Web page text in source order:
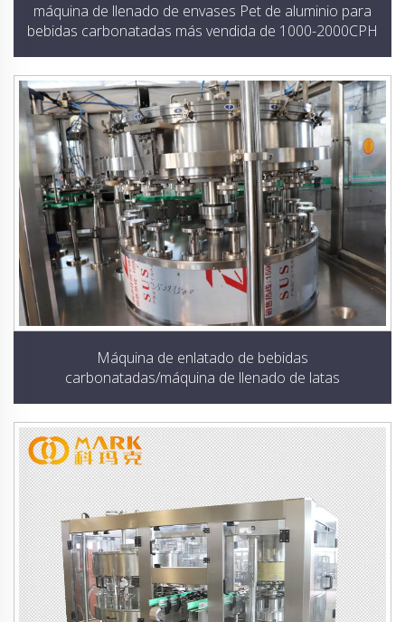
máquina de llenado de envases Pet de aluminio para
bebidas carbonatadas más vendida de 1000-2000CPH
Máquina de enlatado de bebidas
carbonatadas/máquina de llenado de latas